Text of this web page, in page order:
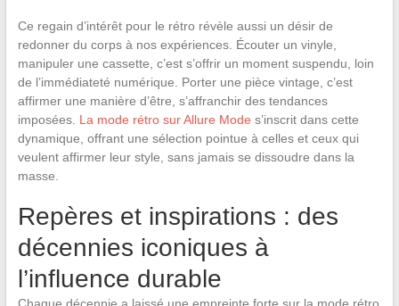
Ce regain d’intérêt pour le rétro révèle aussi un désir de
redonner du corps à nos expériences. Écouter un vinyle,
manipuler une cassette, c’est s’offrir un moment suspendu, loin
de l’immédiateté numérique. Porter une pièce vintage, c’est
affirmer une manière d’être, s’affranchir des tendances
imposées. La mode rétro sur Allure Mode s’inscrit dans cette
dynamique, offrant une sélection pointue à celles et ceux qui
veulent affirmer leur style, sans jamais se dissoudre dans la
masse.
Repères et inspirations : des
décennies iconiques à
l’influence durable